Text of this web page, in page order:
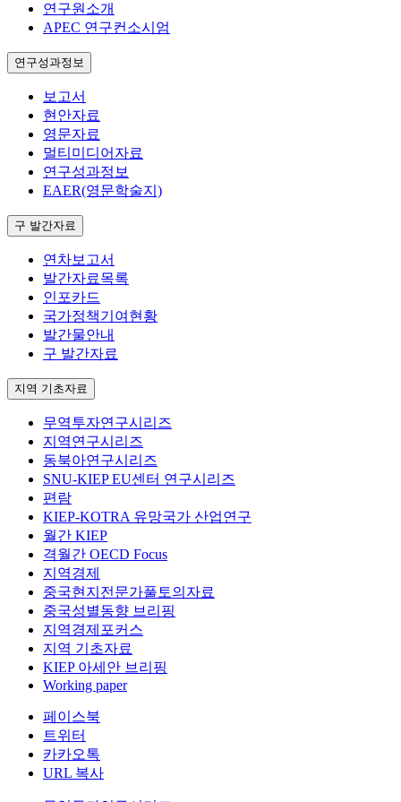
연구원소개
APEC 연구컨소시엄
연구성과정보
보고서
현안자료
영문자료
멀티미디어자료
연구성과정보
EAER(영문학술지)
구 발간자료
연차보고서
발간자료목록
인포카드
국가정책기여현황
발간물안내
구 발간자료
지역 기초자료
무역투자연구시리즈
지역연구시리즈
동북아연구시리즈
SNU-KIEP EU센터 연구시리즈
편람
KIEP-KOTRA 유망국가 산업연구
월간 KIEP
격월간 OECD Focus
지역경제
중국현지전문가풀토의자료
중국성별동향 브리핑
지역경제포커스
지역 기초자료
KIEP 아세안 브리핑
Working paper
페이스북
트위터
카카오톡
URL 복사